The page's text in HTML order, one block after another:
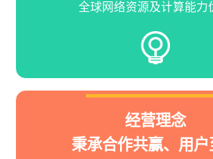
全球网络资源及计算能力
经营理念
秉承合作共赢、用户